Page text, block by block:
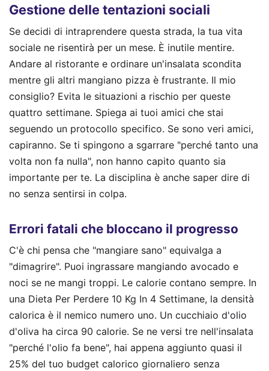
Gestione delle tentazioni sociali
Se decidi di intraprendere questa strada, la tua vita
sociale ne risentirà per un mese. È inutile mentire.
Andare al ristorante e ordinare un'insalata scondita
mentre gli altri mangiano pizza è frustrante. Il mio
consiglio? Evita le situazioni a rischio per queste
quattro settimane. Spiega ai tuoi amici che stai
seguendo un protocollo specifico. Se sono veri amici,
capiranno. Se ti spingono a sgarrare "perché tanto una
volta non fa nulla", non hanno capito quanto sia
importante per te. La disciplina è anche saper dire di
no senza sentirsi in colpa.
Errori fatali che bloccano il progresso
C'è chi pensa che "mangiare sano" equivalga a
"dimagrire". Puoi ingrassare mangiando avocado e
noci se ne mangi troppi. Le calorie contano sempre. In
una Dieta Per Perdere 10 Kg In 4 Settimane, la densità
calorica è il nemico numero uno. Un cucchiaio d'olio
d'oliva ha circa 90 calorie. Se ne versi tre nell'insalata
"perché l'olio fa bene", hai appena aggiunto quasi il
25% del tuo budget calorico giornaliero senza